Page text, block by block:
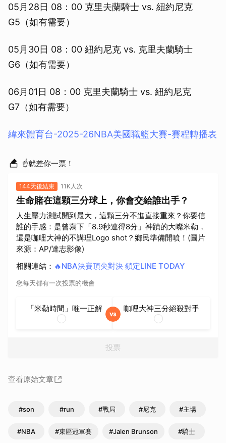
05月28日 08：00 克里夫蘭騎士 vs. 紐約尼克
G5（如有需要）
05月30日 08：00 紐約尼克 vs. 克里夫蘭騎士
G6（如有需要）
06月01日 08：00 克里夫蘭騎士 vs. 紐約尼克
G7（如有需要）
緯來體育台-2025-26NBA美國職籃大賽-賽程轉播表
☝就差你一票！
144天後結束 11K人次
生命賭在這顆三分球上，你會交給誰出手？
人生壓力測試開到最大，這顆三分不進直接重來？你要信
誰的手感：是曾寫下「8.9秒連得8分」神蹟的大嘴米勒，
還是咖哩大神的不講理Logo shot？鄉民準備開噴！(圖片
來源：AP/達志影像)
相關連結 ： 🔥NBA決賽頂尖對決 鎖定LINE TODAY
您每天都有一次投票的機會
「米勒時間」唯一正解 咖哩大神三分絕殺對手
投票
查看原始文章
#son #run #戰局 #尼克 #主場
#NBA #東區冠軍賽 #Jalen Brunson #騎士